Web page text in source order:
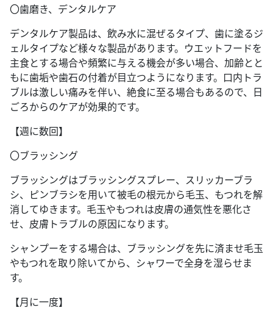
〇歯磨き、デンタルケア
デンタルケア製品は、飲み水に混ぜるタイプ、歯に塗るジ
ェルタイプなど様々な製品があります。ウエットフードを
主食とする場合や頻繁に与える機会が多い場合、加齢とと
もに歯垢や歯石の付着が目立つようになります。口内トラ
ブルは激しい痛みを伴い、絶食に至る場合もあるので、日
ごろからのケアが効果的です。
【週に数回】
〇ブラッシング
ブラッシングはブラッシングスプレー、スリッカーブラ
シ、ピンブラシを用いて被毛の根元から毛玉、もつれを解
消してゆきます。毛玉やもつれは皮膚の通気性を悪化さ
せ、皮膚トラブルの原因になります。
シャンプーをする場合は、ブラッシングを先に済ませ毛玉
やもつれを取り除いてから、シャワーで全身を湿らせま
す。
【月に一度】